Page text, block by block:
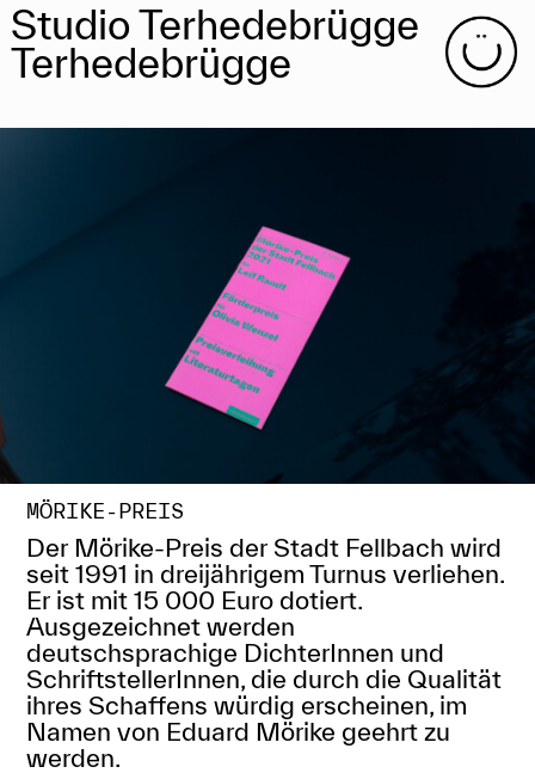
Studio Terhedebrügge
Terhedebrügge
MÖRIKE-PREIS
Der Mörike-​Preis der Stadt Fellbach wird
seit 1991 in dreijährigem Turnus verliehen.
Er ist mit 15 000 Euro dotiert.
Ausgezeichnet werden
deutschsprachige DichterInnen und
SchriftstellerInnen, die durch die Qualität
ihres Schaffens würdig erscheinen, im
Namen von Eduard Mörike geehrt zu
werden.